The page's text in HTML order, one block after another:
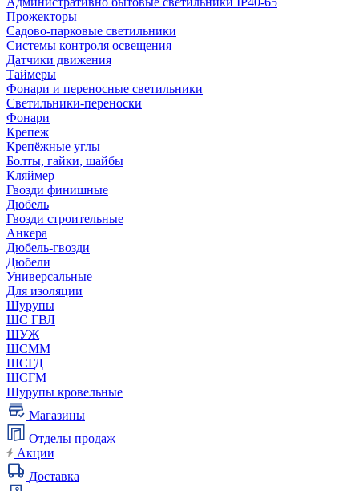
Прожекторы
Садово-парковые светильники
Системы контроля освещения
Датчики движения
Таймеры
Фонари и переносные светильники
Светильники-переноски
Фонари
Крепеж
Крепёжные углы
Болты, гайки, шайбы
Кляймер
Гвозди финишные
Дюбель
Гвозди строительные
Анкера
Дюбель-гвозди
Дюбели
Универсальные
Для изоляции
Шурупы
ШС ГВЛ
ШУЖ
ШСММ
ШСГД
ШСГМ
Шурупы кровельные
Магазины
Отделы продаж
Акции
Доставка